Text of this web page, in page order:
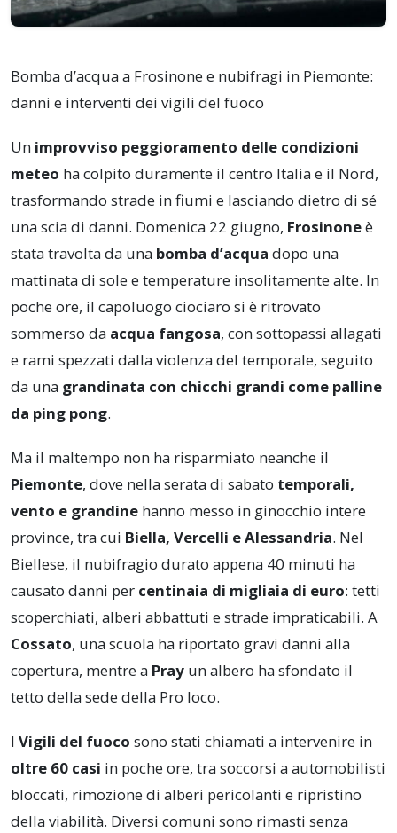
Bomba d’acqua a Frosinone e nubifragi in Piemonte:
danni e interventi dei vigili del fuoco
Un improvviso peggioramento delle condizioni
meteo ha colpito duramente il centro Italia e il Nord,
trasformando strade in fiumi e lasciando dietro di sé
una scia di danni. Domenica 22 giugno, Frosinoneè
stata travolta da una bomba d’acqua dopo una
mattinata di sole e temperature insolitamente alte. In
poche ore, il capoluogo ciociaro si è ritrovato
sommerso da acqua fangosa, con sottopassi allagati
e rami spezzati dalla violenza del temporale, seguito
da una grandinata con chicchi grandi come palline
da ping pong.
Ma il maltempo non ha risparmiato neanche il
Piemonte, dove nella serata di sabato temporali,
vento e grandine hanno messo in ginocchio intere
province, tra cui Biella, Vercelli e Alessandria. Nel
Biellese, il nubifragio durato appena 40 minuti ha
causato danni per centinaia di migliaia di euro: tetti
scoperchiati, alberi abbattuti e strade impraticabili. A
Cossato, una scuola ha riportato gravi danni alla
copertura, mentre a Pray un albero ha sfondato il
tetto della sede della Pro loco.
I Vigili del fuoco sono stati chiamati a intervenire in
oltre 60 casi in poche ore, tra soccorsi a automobilisti
bloccati, rimozione di alberi pericolanti e ripristino
della viabilità. Diversi comuni sono rimasti senza